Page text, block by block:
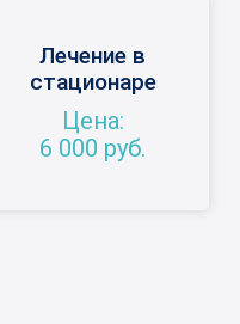
Лечение в
стационаре
Цена:
6 000 руб.